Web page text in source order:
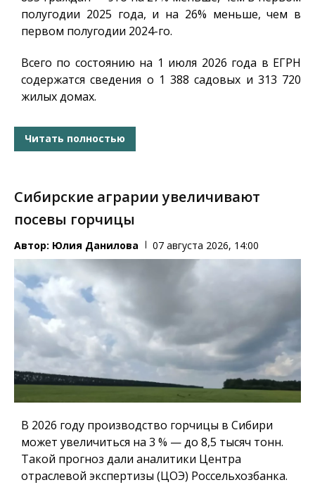
полугодии 2025 года, и на 26% меньше, чем в
первом полугодии 2024-го.
Всего по состоянию на 1 июля 2026 года в ЕГРН
содержатся сведения о 1 388 садовых и 313 720
жилых домах.
Читать полностью
Сибирские аграрии увеличивают
посевы горчицы
Автор: Юлия Данилова 07 августа 2026, 14:00
В 2026 году производство горчицы в Сибири
может увеличиться на 3 % — до 8,5 тысяч тонн.
Такой прогноз дали аналитики Центра
отраслевой экспертизы (ЦОЭ) Россельхозбанка.